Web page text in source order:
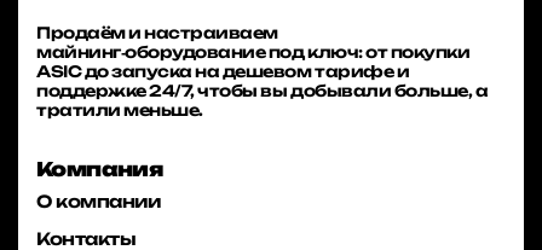
Продаём и настраиваем
майнинг‑оборудование под ключ: от покупки
ASIC до запуска на дешевом тарифе и
поддержке 24/7, чтобы вы добывали больше, а
тратили меньше.
Компания
О компании
Контакты